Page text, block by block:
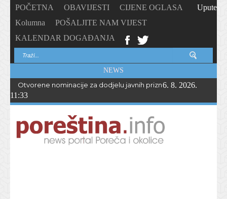
POČETNA OBAVIJESTI
CIJENE OGLASA
Kolumna
POŠALJITE NAM VIJEST
KALENDAR DOGAĐANJA
Upute
NEWS
Otvorene nominacije za dodjelu javnih priznanja Općine
6. 8. 2026.
11:33